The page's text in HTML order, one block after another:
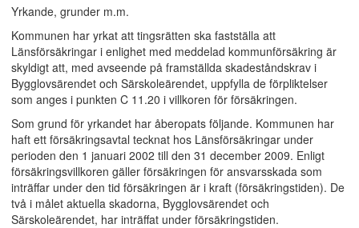
Yrkande, grunder m.m.
Kommunen har yrkat att tingsrätten ska fastställa att
Länsförsäkringar i enlighet med meddelad kommunförsäkring är
skyldigt att, med avseende på framställda skadeståndskrav i
Bygglovsärendet och Särskole­ärendet, uppfylla de förpliktelser
som anges i punkten C 11.20 i villkoren för försäkringen.
Som grund för yrkandet har åberopats följande. Kommunen har
haft ett försäkringsavtal tecknat hos Länsförsäkringar under
perioden den 1 januari 2002 till den 31 december 2009. Enligt
försäkringsvillkoren gäller försäkringen för ansvarsskada som
inträffar under den tid försäkringen är i kraft (försäkringstiden). De
två i målet aktuella skadorna, Bygglovsärendet och
Särskoleärendet, har inträffat under försäkringstiden.